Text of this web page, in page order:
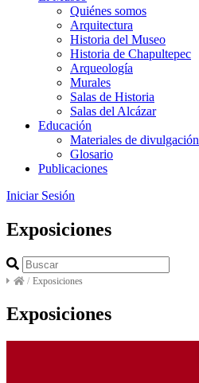
Quiénes somos
Arquitectura
Historia del Museo
Historia de Chapultepec
Arqueología
Murales
Salas de Historia
Salas del Alcázar
Educación
Materiales de divulgación
Glosario
Publicaciones
Iniciar Sesión
Exposiciones
/ Exposiciones
Exposiciones